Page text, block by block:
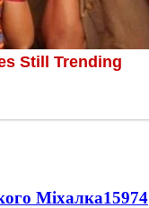
Міхалка15974